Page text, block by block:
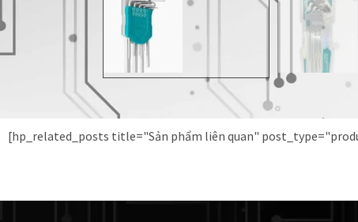
[hp_related_posts title="Sản phẩm liên quan"